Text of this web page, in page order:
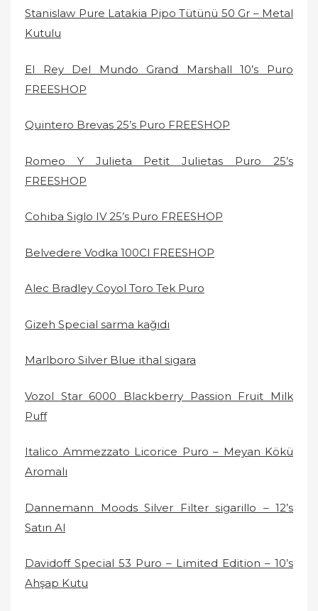
Stanislaw Pure Latakia Pipo Tütünü 50 Gr – Metal
Kutulu
El Rey Del Mundo Grand Marshall 10’s Puro
FREESHOP
Quintero Brevas 25’s Puro FREESHOP
Romeo Y Julieta Petit Julietas Puro 25’s
FREESHOP
Cohiba Siglo IV 25’s Puro FREESHOP
Belvedere Vodka 100Cl FREESHOP
Alec Bradley Coyol Toro Tek Puro
Gizeh Special sarma kağıdı
Marlboro Silver Blue ithal sigara
Vozol Star 6000 Blackberry Passion Fruit Milk
Puff
Italico Ammezzato Licorice Puro – Meyan Kökü
Aromalı
Dannemann Moods Silver Filter sigarillo – 12’s
Satın Al
Davidoff Special 53 Puro – Limited Edition – 10’s
Ahşap Kutu